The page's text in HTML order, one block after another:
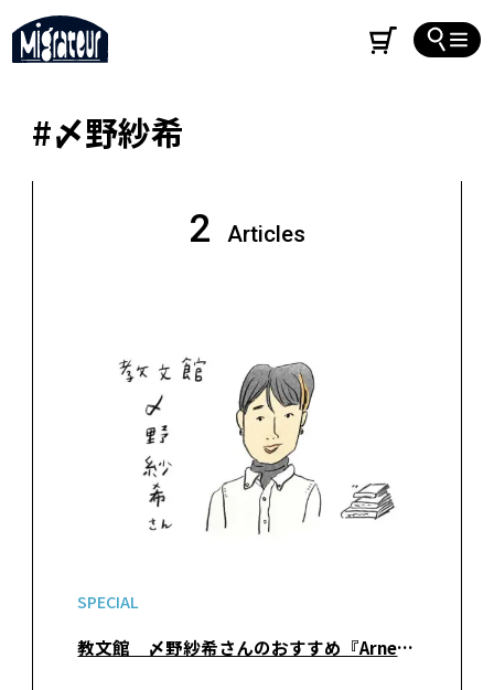
#〆野紗希
2 Articles
SPECIAL
教文館 〆野紗希さんのおすすめ『Arne（アルネ）』